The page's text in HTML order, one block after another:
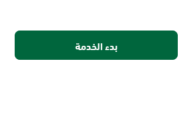
بدء الخدمة